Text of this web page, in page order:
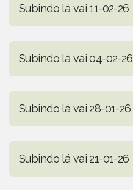
Subindo lá vai 11-02-26
Subindo lá vai 04-02-26
Subindo lá vai 28-01-26
Subindo lá vai 21-01-26